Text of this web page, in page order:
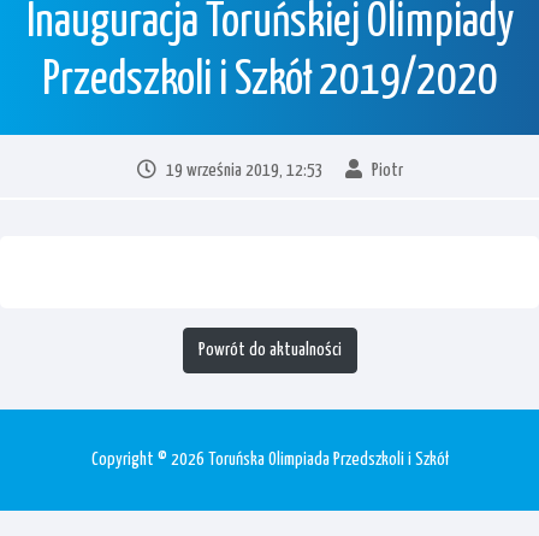
Inauguracja Toruńskiej Olimpiady
Przedszkoli i Szkół 2019/2020
19 września 2019, 12:53 Piotr
Powrót do aktualności
Copyright © 2026 Toruńska Olimpiada Przedszkoli i Szkół